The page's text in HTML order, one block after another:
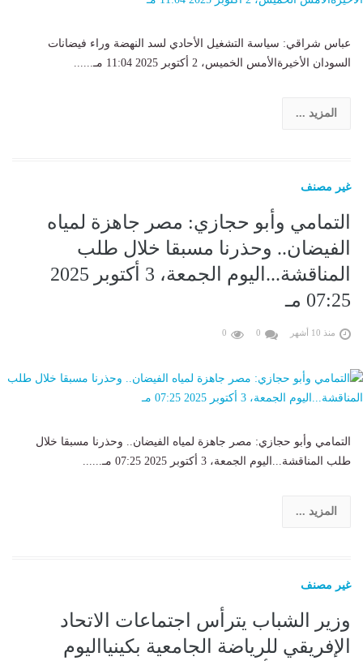
عباس شراقي: سياسة التشغيل الأحادي لسد النهضة وراء فيضانات
السودان الأخيرةالأمس الخميس، 2 أكتوبر 2025 11:04 مـ......
المزيد ...
غير مصنف
التمامي وأبو حجازي: مصر جاهزة لمياه
الفيضان.. وحذرنا مسبقا خلال طلب
المناقشة...اليوم الجمعة، 3 أكتوبر 2025
07:25 مـ
منذ 10 أشهر 0
0
التمامي وأبو حجازي: مصر جاهزة لمياه الفيضان.. وحذرنا مسبقا خلال
طلب المناقشة...اليوم الجمعة، 3 أكتوبر 2025 07:25 مـ......
المزيد ...
غير مصنف
وزير الشباب يترأس اجتماعات الاتحاد
الإفريقي للرياضة الجامعية بكينيااليوم